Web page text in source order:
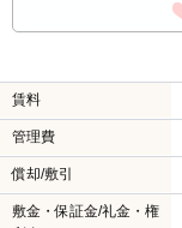
賃料
管理費
償却/敷引
敷金・保証金/礼金・権